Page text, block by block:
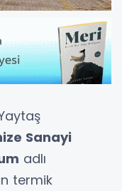
Sanayi
adlı
termik